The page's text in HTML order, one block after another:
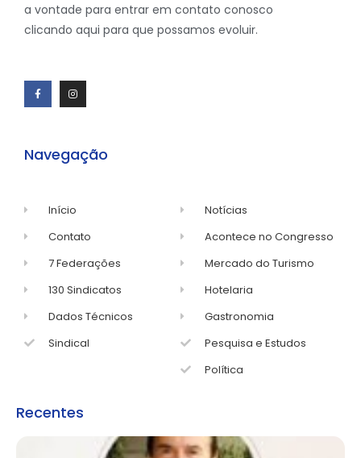
a vontade para entrar em contato conosco
clicando aqui para que possamos evoluir.
Navegação
Início
Contato
7 Federações
130 Sindicatos
Dados Técnicos
Sindical
Notícias
Acontece no Congresso
Mercado do Turismo
Hotelaria
Gastronomia
Pesquisa e Estudos
Política
Recentes